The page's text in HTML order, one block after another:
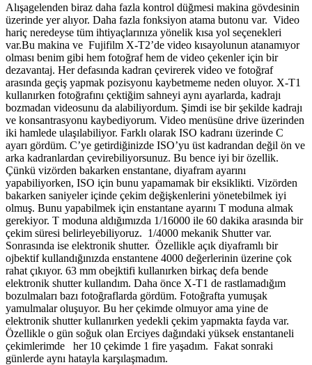
Alışagelenden biraz daha fazla kontrol düğmesi makina gövdesinin
üzerinde yer alıyor. Daha fazla fonksiyon atama butonu var. Video
hariç neredeyse tüm ihtiyaçlarınıza yönelik kısa yol seçenekleri
var.Bu makina ve Fujifilm X-T2’de video kısayolunun atanamıyor
olması benim gibi hem fotoğraf hem de video çekenler için bir
dezavantaj. Her defasında kadran çevirerek video ve fotoğraf
arasında geçiş yapmak pozisyonu kaybetmeme neden oluyor. X-T1
kullanırken fotoğrafını çektiğim sahneyi aynı ayarlarda, kadrajı
bozmadan videosunu da alabiliyordum. Şimdi ise bir şekilde kadrajı
ve konsantrasyonu kaybediyorum. Video menüsüne drive üzerinden
iki hamlede ulaşılabiliyor. Farklı olarak ISO kadranı üzerinde C
ayarı gördüm. C’ye getirdiğinizde ISO’yu üst kadrandan değil ön ve
arka kadranlardan çevirebiliyorsunuz. Bu bence iyi bir özellik.
Çünkü vizörden bakarken enstantane, diyafram ayarını
yapabiliyorken, ISO için bunu yapamamak bir eksiklikti. Vizörden
bakarken saniyeler içinde çekim değişkenlerini yönetebilmek iyi
olmuş. Bunu yapabilmek için enstantane ayarını T moduna almak
gerekiyor. T moduna aldığımızda 1/16000 ile 60 dakika arasında bir
çekim süresi belirleyebiliyoruz. 1/4000 mekanik Shutter var.
Sonrasında ise elektronik shutter. Özellikle açık diyaframlı bir
ojbektif kullandığınızda enstantene 4000 değerlerinin üzerine çok
rahat çıkıyor. 63 mm obejktifi kullanırken birkaç defa bende
elektronik shutter kullandım. Daha önce X-T1 de rastlamadığım
bozulmaları bazı fotoğraflarda gördüm. Fotoğrafta yumuşak
yamulmalar oluşuyor. Bu her çekimde olmuyor ama yine de
elektronik shutter kullanırken yedekli çekim yapmakta fayda var.
Özellikle o gün soğuk olan Erciyes dağındaki yüksek enstantaneli
çekimlerimde her 10 çekimde 1 fire yaşadım. Fakat sonraki
günlerde aynı hatayla karşılaşmadım.